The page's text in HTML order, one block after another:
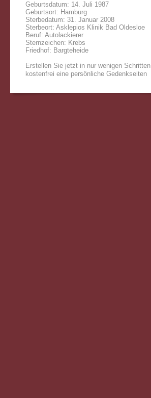
Geburtsdatum: 14. Juli 1987
Geburtsort: Hamburg
Sterbedatum: 31. Januar 2008
Sterbeort: Asklepios Klinik Bad Oldesloe
Beruf: Autolackierer
Sternzeichen: Krebs
Friedhof: Bargteheide
Erstellen Sie jetzt in nur wenigen Schritten
kostenfrei eine persönliche Gedenkseiten